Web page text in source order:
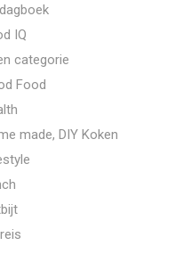
IQ
categorie
Food
made, DIY Koken